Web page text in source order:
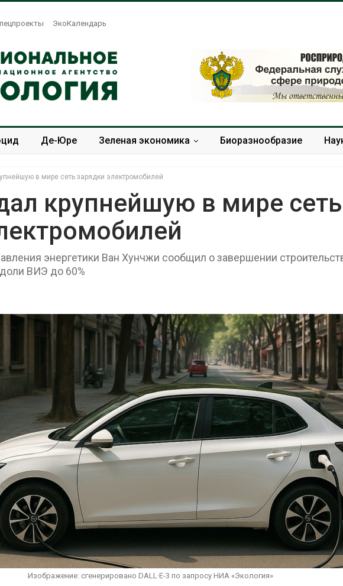
ЭкоКалендарь
Де-Юре Зеленая экономика Биоразнообразие
в мире сеть зарядки электромобилей
крупнейшую в мире сеть
энергетики Ван Хунчжи сообщил о завершении
ВИЭ до 60%
Изображение: сгенерировано DALL·E-3 по запросу НИА «Экология»
Тайфун, засуха и пожары:
сразу несколько
регионов столкнулись с
экстремальными
каналами позволяют
одновременно
вырабатывать энергию и
экономить воду
Авг 7, 2026
Дождевая вода с крыш
может помочь городам
переживать жару
Авг 7, 2026
Минприроды
потребовало ускорить
строительство мусорных
объектов и уборку
Панамский канал вновь
судов из-за дефицита
пресной воды
Авг 6, 2026
в
наблюдению
Авг 8, 2026
Авг 7, 2026
полтора раза
Авг 7, 2026
Авг 7, 2026